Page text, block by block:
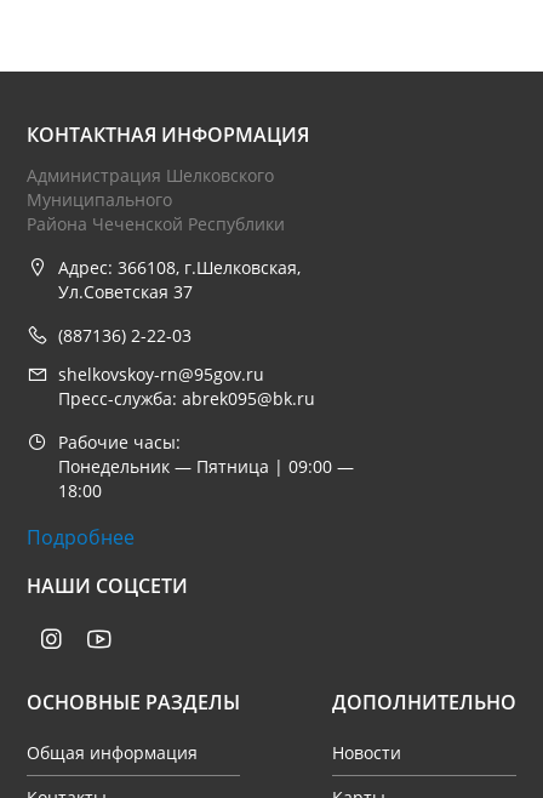
КОНТАКТНАЯ ИНФОРМАЦИЯ
Администрация Шелковского
Муниципального
Района Чеченской Республики
Адрес: 366108, г.Шелковская,
Ул.Советская 37
(887136) 2-22-03
shelkovskoy-rn@95gov.ru
Пресс-служба: abrek095@bk.ru
Рабочие часы:
Понедельник — Пятница | 09:00 —
18:00
Подробнее
НАШИ СОЦСЕТИ
ОСНОВНЫЕ РАЗДЕЛЫ
Общая информация
ДОПОЛНИТЕЛЬНО
Новости